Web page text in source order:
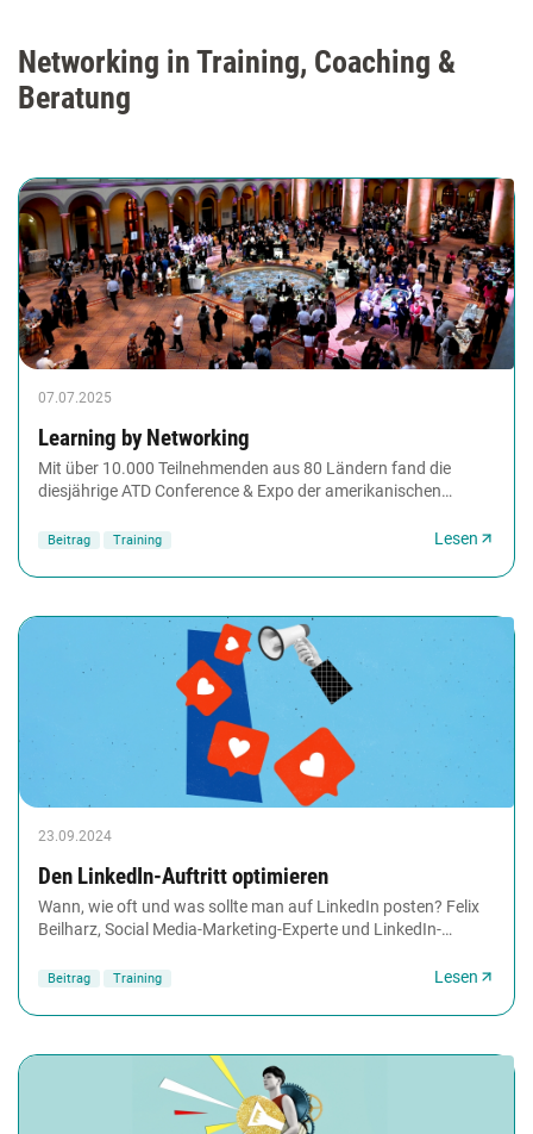
Networking in Training, Coaching &
Beratung
07.07.2025
Learning by Networking
Mit über 10.000 Teilnehmenden aus 80 Ländern fand die
diesjährige ATD Conference & Expo der amerikanischen
Beitrag Training Lesen
23.09.2024
Den LinkedIn-Auftritt optimieren
Wann, wie oft und was sollte man auf LinkedIn posten? Felix
Beilharz, Social Media-Marketing-Experte und LinkedIn-
Beitrag Training Lesen